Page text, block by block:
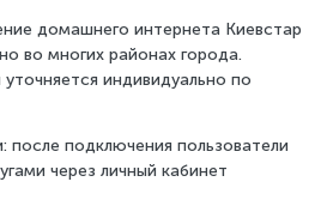
домашнего интернета Киевстар
во многих районах города.
индивидуально по
после подключения пользователи
через личный кабинет